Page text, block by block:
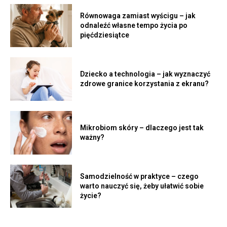
Równowaga zamiast wyścigu – jak
odnaleźć własne tempo życia po
pięćdziesiątce
Dziecko a technologia – jak wyznaczyć
zdrowe granice korzystania z ekranu?
Mikrobiom skóry – dlaczego jest tak
ważny?
Samodzielność w praktyce – czego
warto nauczyć się, żeby ułatwić sobie
życie?